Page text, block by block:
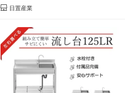
日置産業